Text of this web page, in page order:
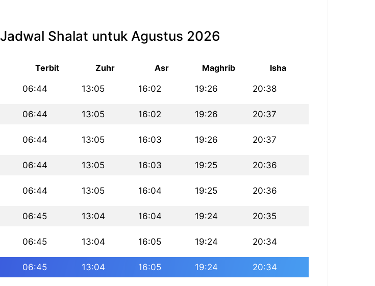
Jadwal Shalat untuk Agustus 2026
Terbit Zuhr Asr Maghrib Isha
06:44 13:05 16:02 19:26 20:38
06:44 13:05 16:02 19:26 20:37
06:44 13:05 16:03 19:26 20:37
06:44 13:05 16:03 19:25 20:36
06:44 13:05 16:04 19:25 20:36
06:45 13:04 16:04 19:24 20:35
06:45 13:04 16:05 19:24 20:34
06:45 13:04 16:05 19:24 20:34